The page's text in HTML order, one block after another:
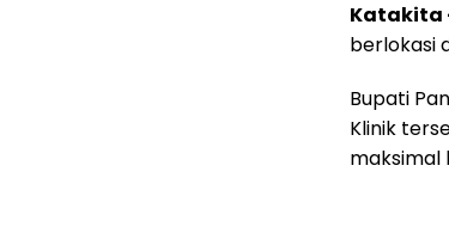
Katakita
berlokasi
Bupati
Klinik
maksimal